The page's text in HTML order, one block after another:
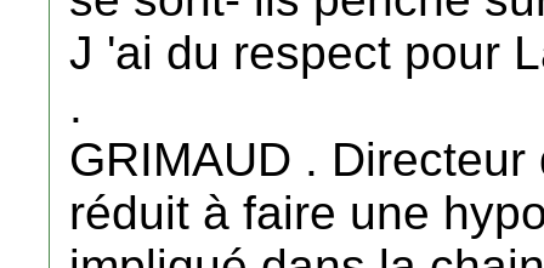
J 'ai du respect pour
.
GRIMAUD .
réduit à faire une